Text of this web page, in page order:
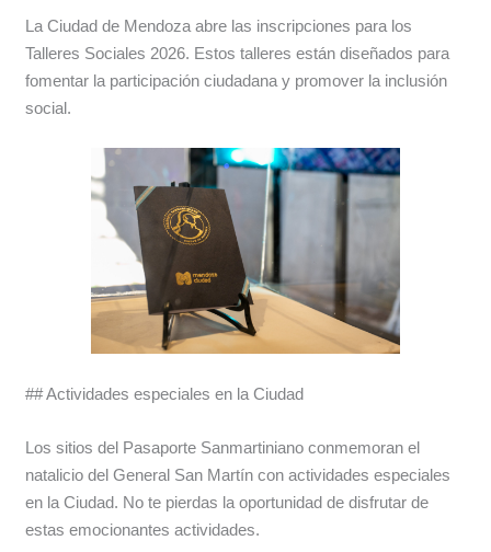
La Ciudad de Mendoza abre las inscripciones para los
Talleres Sociales 2026. Estos talleres están diseñados para
fomentar la participación ciudadana y promover la inclusión
social.
## Actividades especiales en la Ciudad
Los sitios del Pasaporte Sanmartiniano conmemoran el
natalicio del General San Martín con actividades especiales
en la Ciudad. No te pierdas la oportunidad de disfrutar de
estas emocionantes actividades.